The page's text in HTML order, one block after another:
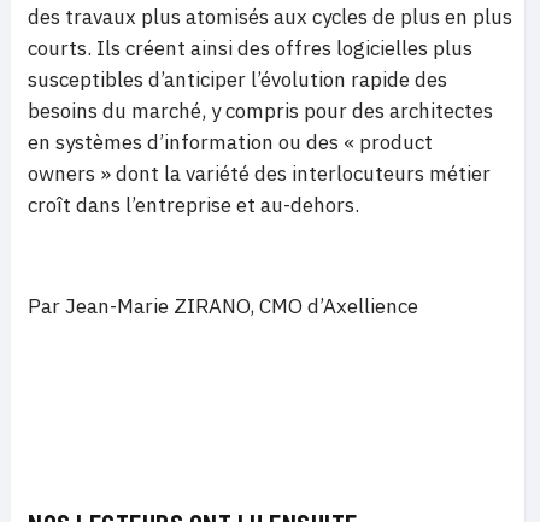
des travaux plus atomisés aux cycles de plus en plus
courts. Ils créent ainsi des offres logicielles plus
susceptibles d’anticiper l’évolution rapide des
besoins du marché, y compris pour des architectes
en systèmes d’information ou des « product
owners » dont la variété des interlocuteurs métier
croît dans l’entreprise et au-dehors.
Par Jean-Marie ZIRANO, CMO d’Axellience